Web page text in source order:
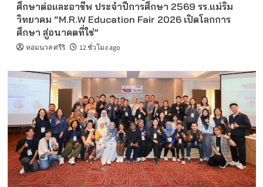
ศึกษาต่อและอาชีพ ประจำปีการศึกษา 2569 รร.แม่ริม
วิทยาคม “M.R.W Education Fair 2026 เปิดโลกการ
ศึกษา สู่อนาคตที่ใช่”
หอมนวล ศรีริ 12 ชั่วโมง ago